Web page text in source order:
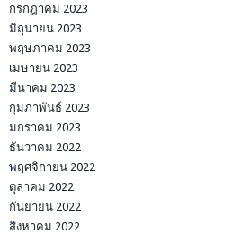
กรกฎาคม 2023
มิถุนายน 2023
พฤษภาคม 2023
เมษายน 2023
มีนาคม 2023
กุมภาพันธ์ 2023
มกราคม 2023
ธันวาคม 2022
พฤศจิกายน 2022
ตุลาคม 2022
กันยายน 2022
สิงหาคม 2022